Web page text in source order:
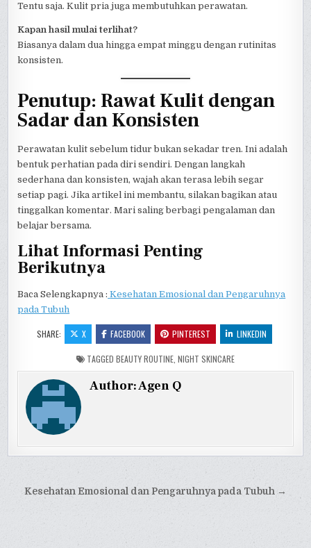
Tentu saja. Kulit pria juga membutuhkan perawatan.
Kapan hasil mulai terlihat?
Biasanya dalam dua hingga empat minggu dengan rutinitas
konsisten.
Penutup: Rawat Kulit dengan
Sadar dan Konsisten
Perawatan kulit sebelum tidur bukan sekadar tren. Ini adalah
bentuk perhatian pada diri sendiri. Dengan langkah
sederhana dan konsisten, wajah akan terasa lebih segar
setiap pagi. Jika artikel ini membantu, silakan bagikan atau
tinggalkan komentar. Mari saling berbagi pengalaman dan
belajar bersama.
Lihat Informasi Penting
Berikutnya
Baca Selengkapnya : Kesehatan Emosional dan Pengaruhnya
pada Tubuh
SHARE: X FACEBOOK PINTEREST LINKEDIN
TAGGED BEAUTY ROUTINE NIGHT SKINCARE
Author:Agen Q
Post
Kesehatan Emosional dan Pengaruhnya pada Tubuh →